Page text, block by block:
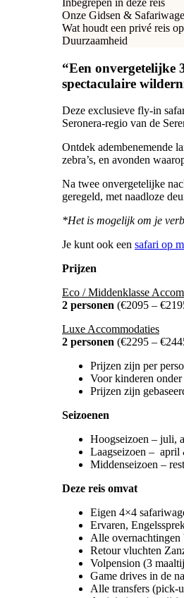
Inbegrepen in deze reis
Onze Gidsen &
Wat houdt een privé reis
Duurzaamheid
“Een onvergetelijke
spectaculaire
Deze exclusieve fly-in
Seronera-regio van de
Ontdek adembenemende
zebra’s, en avonden
Na twee onvergetelijke
geregeld, met naadloze
*Het is mogelijk om je
Je kunt ook een safari op
Prijzen
Eco / Middenklasse
2 personen (€2095 –
Luxe Accommodaties
2 personen (€2295 –
Prijzen zijn per
Voor kinderen onder
Prijzen zijn
Seizoenen
Hoogseizoen – juli,
Laagseizoen – april
Middenseizoen –
Deze reis omvat
Eigen 4×4
Ervaren,
Alle overnachtingen
Retour vluchten
Volpension (3
Game drives in de
Alle transfers (pick-